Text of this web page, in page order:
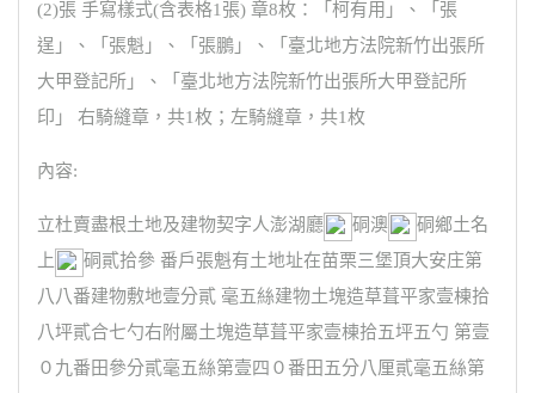
(2)張 手寫樣式(含表格1張) 章8枚：「柯有用」、「張
逞」、「張魁」、「張鵬」、「臺北地方法院新竹出張所
大甲登記所」、「臺北地方法院新竹出張所大甲登記所
印」 右騎縫章，共1枚；左騎縫章，共1枚
內容:
立杜賣盡根土地及建物契字人澎湖廳 硐澳
硐鄉土名
上
硐貳拾參 番戶張魁有土地址在苗栗三堡頂大安庄第
八八番建物敷地壹分貳 毫五絲建物土塊造草葺平家壹棟拾
八坪貳合七勺右附屬土塊造草葺平家壹棟拾五坪五勺 第壹
０九番田參分貳毫五絲第壹四０番田五分八厘貳毫五絲第